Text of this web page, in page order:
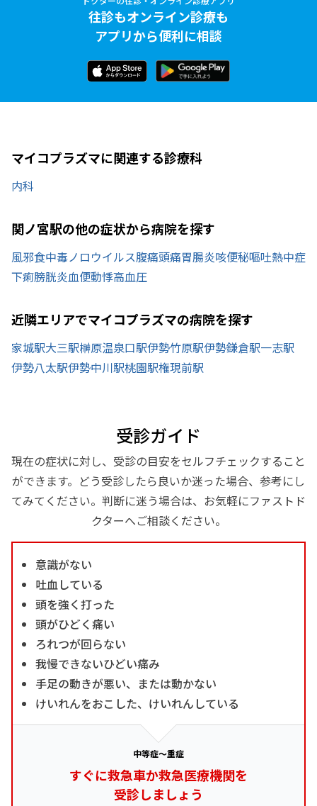
往診もオンライン診療も
アプリから便利に相談
マイコプラズマに関連する診療科
内科
関ノ宮駅の他の症状から病院を探す
風邪食中毒ノロウイルス腹痛頭痛胃腸炎咳便秘嘔吐熱中症
下痢膀胱炎血便動悸高血圧
近隣エリアでマイコプラズマの病院を探す
家城駅大三駅榊原温泉口駅伊勢竹原駅伊勢鎌倉駅一志駅
伊勢八太駅伊勢中川駅桃園駅権現前駅
受診ガイド
現在の症状に対し、受診の目安をセルフチェックすること
ができます。どう受診したら良いか迷った場合、参考にし
てみてください。判断に迷う場合は、お気軽にファストド
クターへご相談ください。
意識がない
吐血している
頭を強く打った
頭がひどく痛い
ろれつが回らない
我慢できないひどい痛み
手足の動きが悪い、または動かない
けいれんをおこした、けいれんしている
中等症～重症
すぐに救急車か救急医療機関を
受診しましょう